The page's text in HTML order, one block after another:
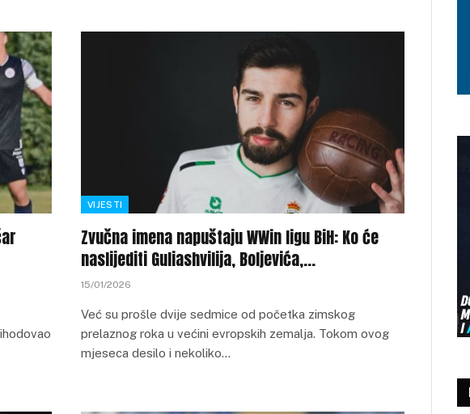
VIJESTI
Zvučna imena napuštaju WWin ligu BiH: Ko će
naslijediti Guliashvilija, Boljevića,…
15/01/2026
Već su prošle dvije sedmice od početka zimskog
prelaznog roka u većini evropskih zemalja. Tokom ovog
mjeseca desilo i nekoliko…